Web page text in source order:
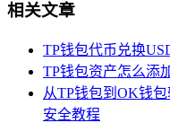
相关文章
TP钱包代币兑换
TP钱包资产怎么添
从TP钱包到OK钱
安全教程